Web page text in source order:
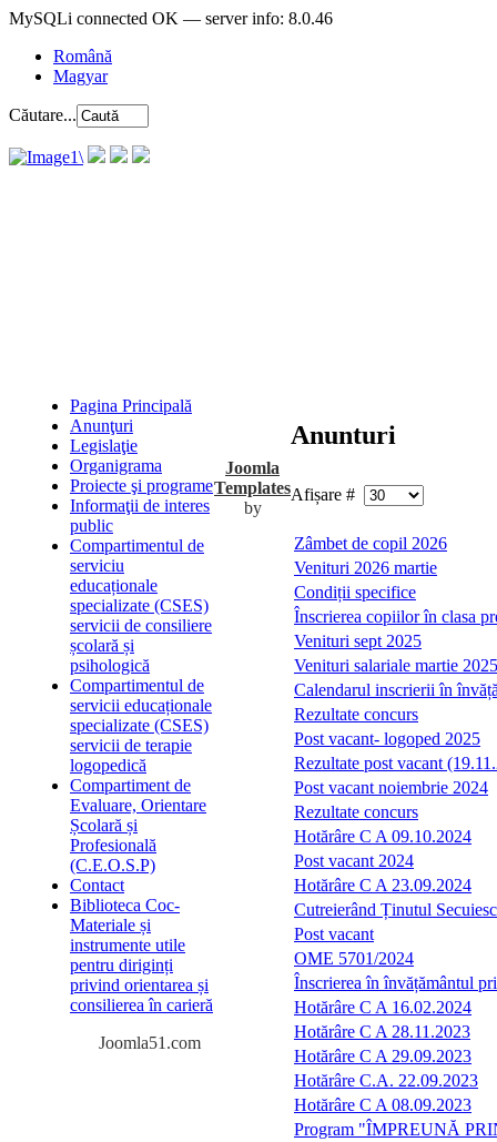
MySQLi connected OK — server info: 8.0.46
Română
Magyar
Căutare...
Pagina Principală
Anunţuri
Legislaţie
Organigrama
Proiecte şi programe
Informaţii de interes
public
Compartimentul de
serviciu
educaționale
specializate (CSES)
servicii de consiliere
școlară și
psihologică
Compartimentul de
servicii educaționale
specializate (CSES)
servicii de terapie
logopedică
Compartiment de
Evaluare, Orientare
Școlară și
Profesională
(C.E.O.S.P)
Contact
Biblioteca Coc-
Materiale și
instrumente utile
pentru diriginți
privind orientarea și
consilierea în carieră
Anunturi
Afișare #
Zâmbet de copil 2026
Venituri 2026 martie
Condiții specifice
Înscrierea copiilor în clasa
Venituri sept 2025
Venituri salariale martie 2025
Calendarul inscrierii în
Rezultate concurs
Post vacant- logoped 2025
Rezultate post vacant
Post vacant noiembrie 2024
Rezultate concurs
Hotărâre C A 09.10.2024
Post vacant 2024
Hotărâre C A 23.09.2024
Cutreierând Ținutul
Post vacant
OME 5701/2024
Înscrierea în învățământul
Hotărâre C A 16.02.2024
Hotărâre C A 28.11.2023
Hotărâre C A 29.09.2023
Hotărâre C.A. 22.09.2023
Hotărâre C A 08.09.2023
Program "ÎMPREUNĂ
Joomla
Templates
by
Joomla51.com